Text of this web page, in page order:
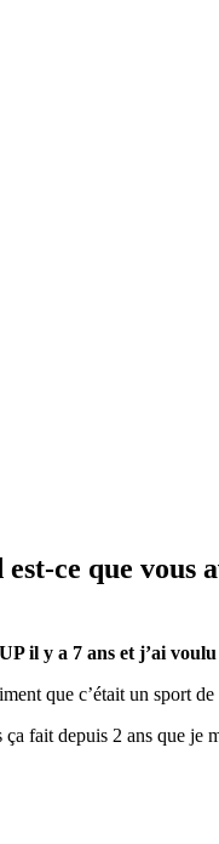
ce que
il y a 7 ans et j’ai voulu
que c’était un sport
fait depuis 2 ans que je